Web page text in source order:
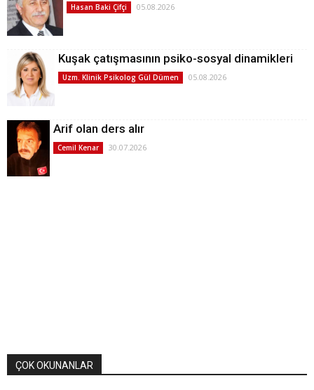
Hasan Baki Çifçi 05.08.2026
Kuşak çatışmasının psiko-sosyal dinamikleri
Uzm. Klinik Psikolog Gül Dümen 05.08.2026
Arif olan ders alır
Cemil Kenar 30.07.2026
ÇOK OKUNANLAR